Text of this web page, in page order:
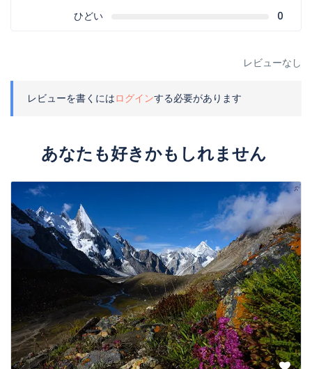
ひどい
0
レビューなし
レビューを書くにはログインする必要があります
あなたも好きかもしれません